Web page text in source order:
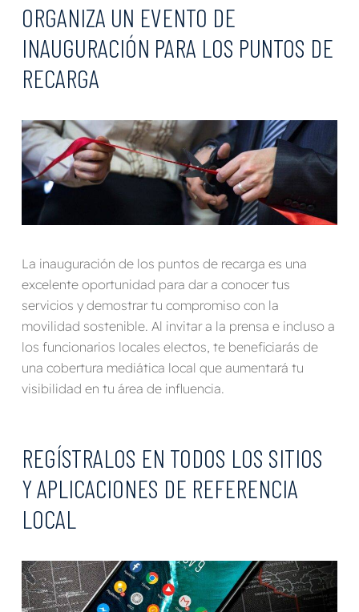
ORGANIZA UN EVENTO DE
INAUGURACIÓN PARA LOS PUNTOS DE
RECARGA
La inauguración de los puntos de recarga es una
excelente oportunidad para dar a conocer tus
servicios y demostrar tu compromiso con la
movilidad sostenible. Al invitar a la prensa e incluso a
los funcionarios locales electos, te beneficiarás de
una cobertura mediática local que aumentará tu
visibilidad en tu área de influencia.
REGÍSTRALOS EN TODOS LOS SITIOS
Y APLICACIONES DE REFERENCIA
LOCAL